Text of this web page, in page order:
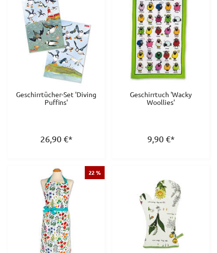
Geschirrtücher-Set 'Diving
Puffins'
26,90€*
Geschirrtuch 'Wacky
Woollies'
9,90€*
22 %